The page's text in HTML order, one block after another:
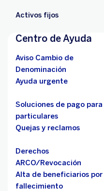
Activos fijos
Centro de Ayuda
Aviso Cambio de
Denominación
Ayuda urgente
Soluciones de pago para
particulares
Quejas y reclamos
Derechos
ARCO/Revocación
Alta de beneficiarios por
fallecimiento